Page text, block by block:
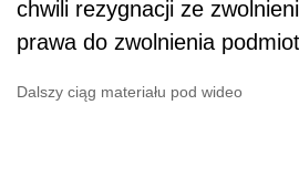
chwili rezygnacji ze
prawa do zwolnienia
Dalszy ciąg materiału pod wideo